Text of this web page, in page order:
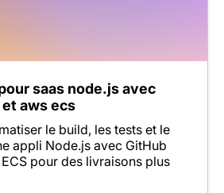
saas node.js avec
aws ecs
le build, les tests et le
appli Node.js avec GitHub
pour des livraisons plus